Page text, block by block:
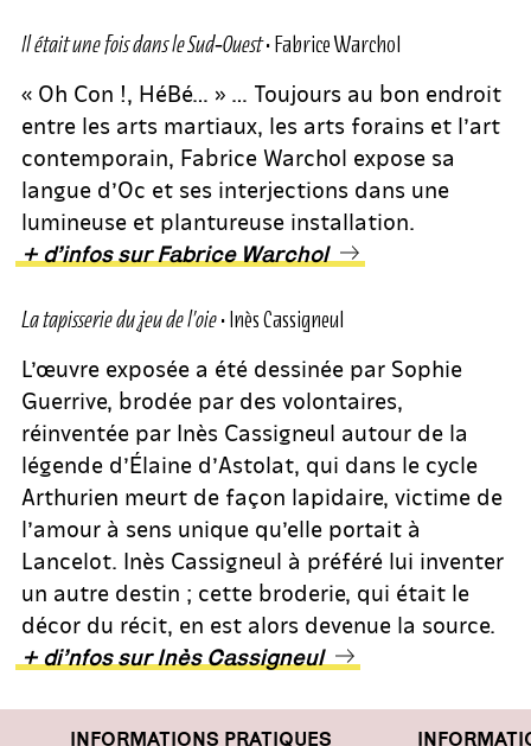
Il était une fois dans le Sud‑Ouest• Fabrice Warchol
« Oh Con !, HéBé… » … Toujours au bon endroit
entre les arts martiaux, les arts forains et l’art
contemporain, Fabrice Warchol expose sa
langue d’Oc et ses interjections dans une
lumineuse et plantureuse installation.
+ d’infos sur Fabrice Warchol
La tapisserie du jeu de l’oie• Inès Cassigneul
L’œuvre exposée a été dessinée par Sophie
Guerrive, brodée par des volontaires,
réinventée par Inès Cassigneul autour de la
légende d’Élaine d’Astolat, qui dans le cycle
Arthurien meurt de façon lapidaire, victime de
l’amour à sens unique qu’elle portait à
Lancelot. Inès Cassigneul à préféré lui inventer
un autre destin ; cette broderie, qui était le
décor du récit, en est alors devenue la source.
+ di’nfos sur Inès Cassigneul
INFORMATIONS PRATIQUES